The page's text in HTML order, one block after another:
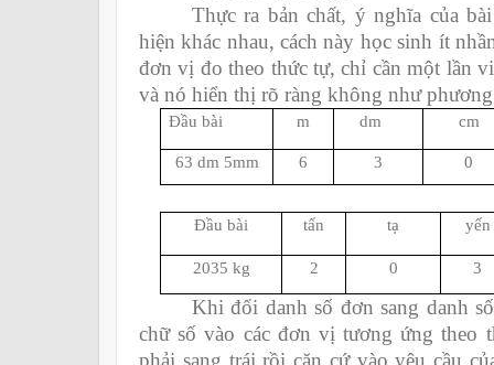
Thực ra bản chất, ý nghĩa của
hiện khác nhau, cách này học sinh ít
đơn vị đo theo thức tự, chỉ cần một lần
và nó hiển thị rõ ràng không như
Đầu bài m dm cm
63 dm 5mm 6 3 0
Đầu bài tấn tạ yến
2035 kg 2 0 3
Khi đổi danh số đơn sang danh
chữ số vào các đơn vị tương ứng
phải sang trái rồi căn cứ vào yêu cầu